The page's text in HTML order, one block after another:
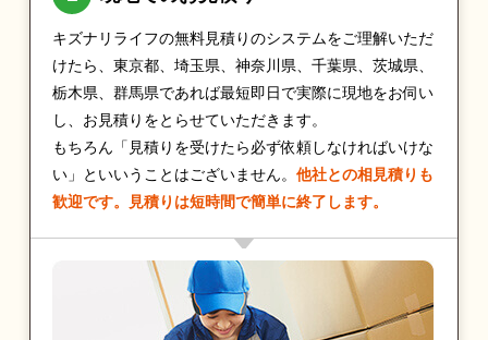
キズナリライフの無料見積りのシステムをご理解いただ
けたら、東京都、埼玉県、神奈川県、千葉県、茨城県、
栃木県、群馬県であれば最短即日で実際に現地をお伺い
し、お見積りをとらせていただきます。
もちろん「見積りを受けたら必ず依頼しなければいけな
い」といいうことはございません。 他社との相見積りも
歓迎です。見積りは短時間で簡単に終了します。